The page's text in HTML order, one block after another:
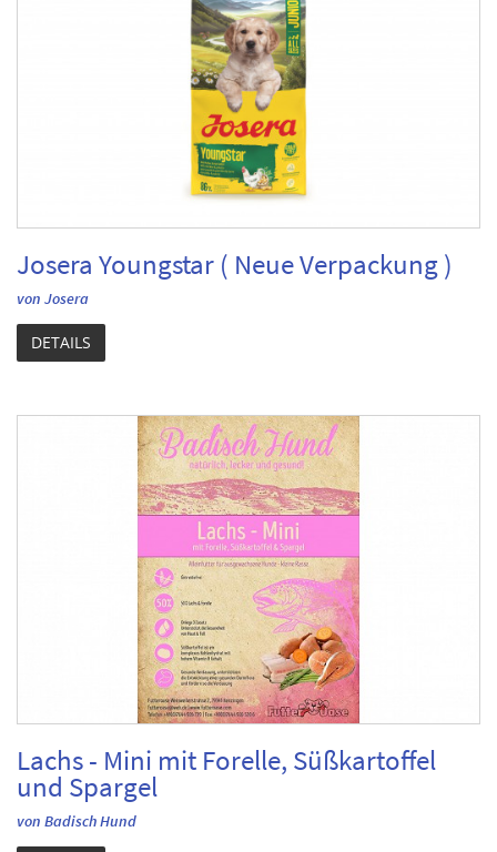
Josera Youngstar ( Neue Verpackung )
von Josera
DETAILS
Lachs - Mini mit Forelle, Süßkartoffel
und Spargel
von Badisch Hund